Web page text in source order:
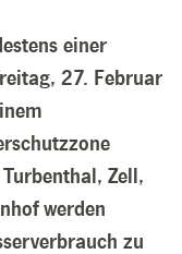
einer
27. Februar
Zell,
werden
zu